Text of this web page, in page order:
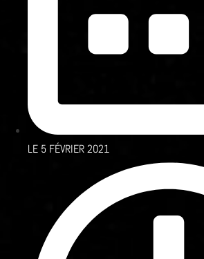
LE 5 FÉVRIER 2021